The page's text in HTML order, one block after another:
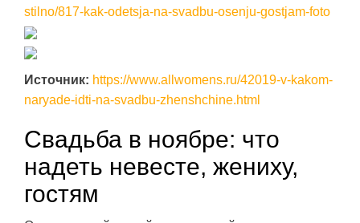
stilno/817-kak-odetsja-na-svadbu-osenju-gostjam-foto
Источник: https://www.allwomens.ru/42019-v-kakom-
naryade-idti-na-svadbu-zhenshchine.html
Свадьба в ноябре: что
надеть невесте, жениху,
гостям